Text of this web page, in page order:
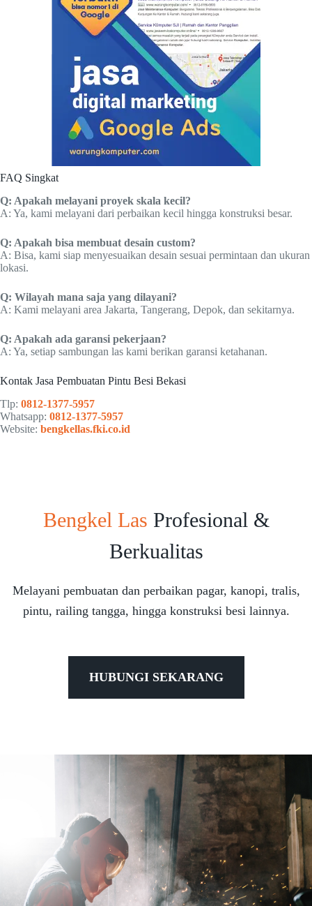
FAQ Singkat
Q: Apakah melayani proyek skala kecil?
A: Ya, kami melayani dari perbaikan kecil hingga konstruksi besar.
Q: Apakah bisa membuat desain custom?
A: Bisa, kami siap menyesuaikan desain sesuai permintaan dan ukuran
lokasi.
Q: Wilayah mana saja yang dilayani?
A: Kami melayani area Jakarta, Tangerang, Depok, dan sekitarnya.
Q: Apakah ada garansi pekerjaan?
A: Ya, setiap sambungan las kami berikan garansi ketahanan.
Kontak Jasa Pembuatan Pintu Besi Bekasi
Tlp: 0812-1377-5957
Whatsapp: 0812-1377-5957
Website: bengkellas.fki.co.id
Bengkel Las Profesional &
Berkualitas
Melayani pembuatan dan perbaikan pagar, kanopi, tralis,
pintu, railing tangga, hingga konstruksi besi lainnya.
HUBUNGI SEKARANG